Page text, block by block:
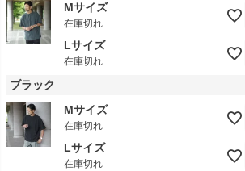
Mサイズ
在庫切れ
Lサイズ
在庫切れ
ブラック
Mサイズ
在庫切れ
Lサイズ
在庫切れ